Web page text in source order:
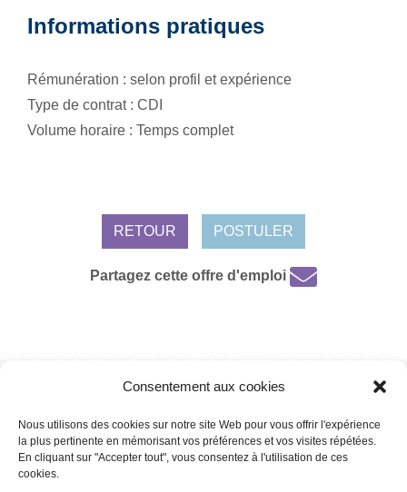
Consentement aux cookies
Nous utilisons des cookies sur notre site Web pour vous offrir l'expérience
la plus pertinente en mémorisant vos préférences et vos visites répétées.
En cliquant sur "Accepter tout", vous consentez à l'utilisation de ces
cookies.
Informations pratiques
Rémunération : selon profil et expérience
Type de contrat : CDI
Volume horaire : Temps complet
RETOUR POSTULER
Partagez cette offre d'emploi
Protection de données personnelles /